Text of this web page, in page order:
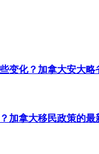
变化？加拿大安大略
加拿大移民政策的最